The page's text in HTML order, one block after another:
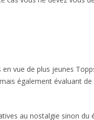
en vue de plus jeunes
également évaluant
au nostalgie sinon